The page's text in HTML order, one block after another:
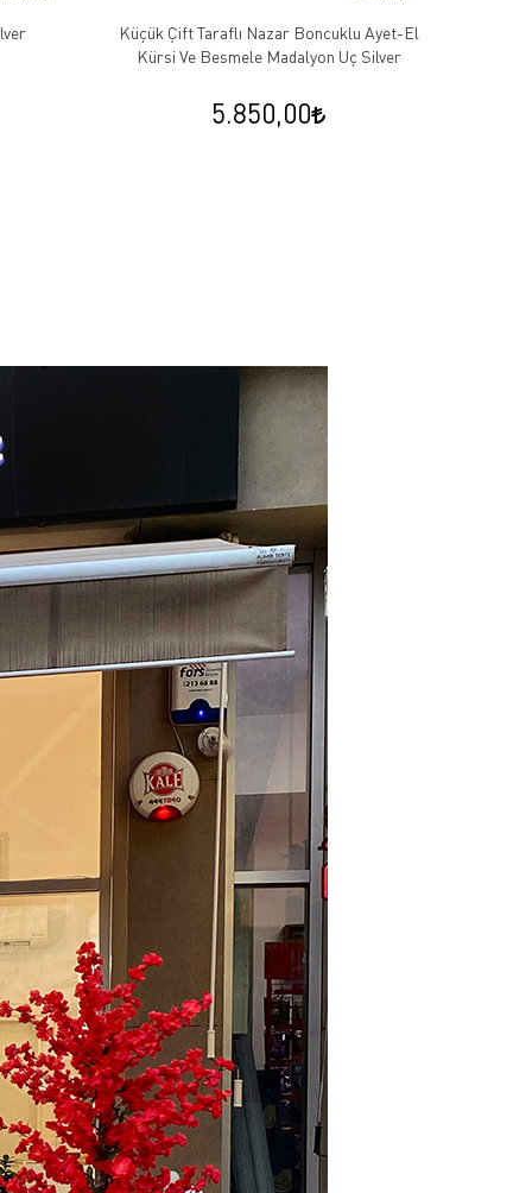
Küçük Çift Taraflı Nazar Boncuklu Ayet-El
Kürsi Ve Besmele Madalyon Uç Silver
5.850,00